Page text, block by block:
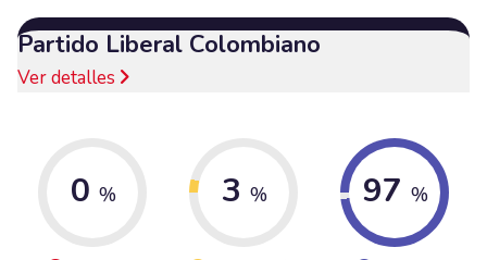
Partido Liberal Colombiano
Ver detalles
0 % 3 % 97 %